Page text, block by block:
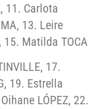
11. Carlota
13. Leire
15. Matilda TOCA
17.
19. Estrella
LÓPEZ, 22.